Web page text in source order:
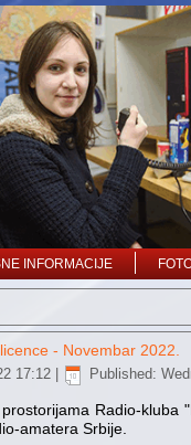
INFORMACIJE
- Novembar 2022.
17:12| Published:
Radio-
amatera Srbije.